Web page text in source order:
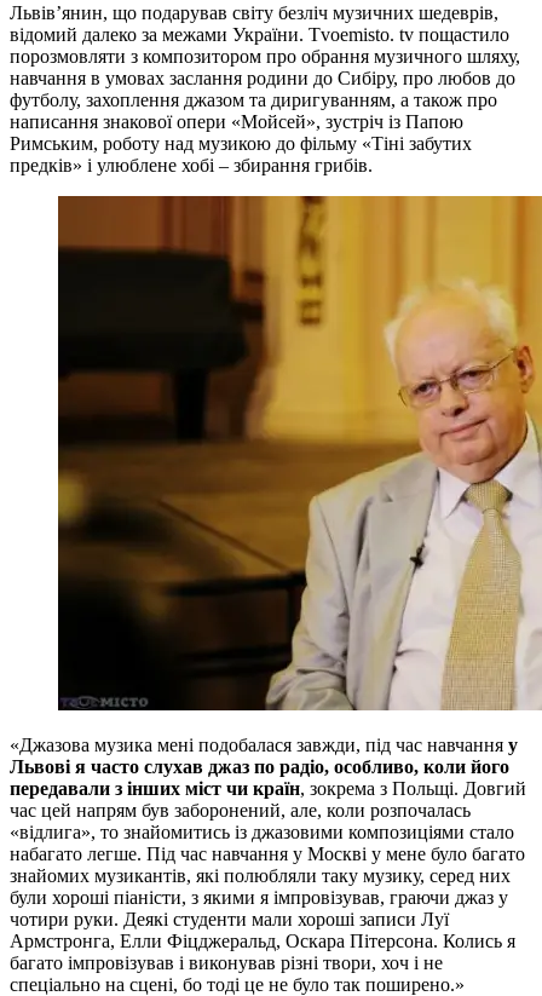
Львів’янин, що подарував світу безліч музичних шедеврів,
відомий далеко за межами України. Tvoemisto. tv пощастило
порозмовляти з композитором про обрання музичного шляху,
навчання в умовах заслання родини до Сибіру, про любов до
футболу, захоплення джазом та диригуванням, а також про
написання знакової опери «Мойсей», зустріч із Папою
Римським, роботу над музикою до фільму «Тіні забутих
предків» і улюблене хобі – збирання грибів.
«Джазова музика мені подобалася завжди, під час навчання у
Львові я часто слухав джаз по радіо, особливо, коли його
передавали з інших міст чи країн, зокрема з Польщі. Довгий
час цей напрям був заборонений, але, коли розпочалась
«відлига», то знайомитись із джазовими композиціями стало
набагато легше. Під час навчання у Москві у мене було багато
знайомих музикантів, які полюбляли таку музику, серед них
були хороші піаністи, з якими я імпровізував, граючи джаз у
чотири руки. Деякі студенти мали хороші записи Луї
Армстронга, Елли Фіцджеральд, Оскара Пітерсона. Колись я
багато імпровізував і виконував різні твори, хоч і не
спеціально на сцені, бо тоді це не було так поширено.»